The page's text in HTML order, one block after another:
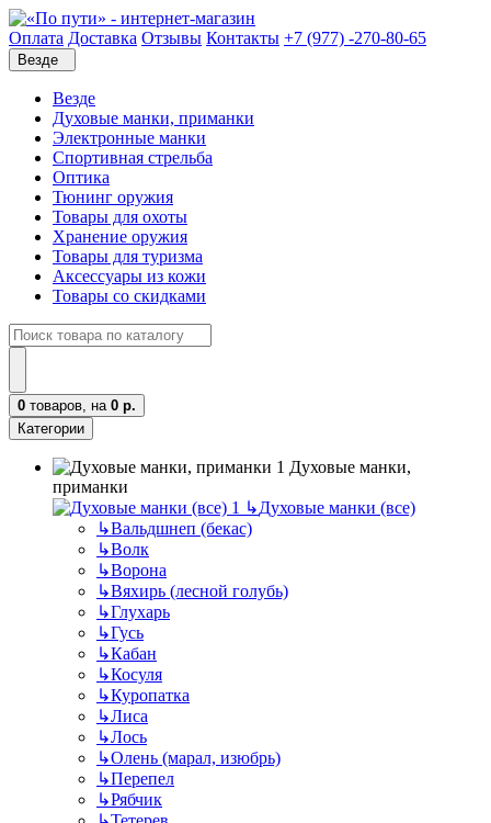
Оплата Доставка Отзывы Контакты +7 (977) -270-80-65
Везде
Везде
Духовые манки, приманки
Электронные манки
Спортивная стрельба
Оптика
Тюнинг оружия
Товары для охоты
Хранение оружия
Товары для туризма
Аксессуары из кожи
Товары со скидками
0 товаров, на 0 р.
Категории
Духовые манки,
приманки
↳Духовые манки (все)
↳Вальдшнеп (бекас)
↳Волк
↳Ворона
↳Вяхирь (лесной голубь)
↳Глухарь
↳Гусь
↳Кабан
↳Косуля
↳Куропатка
↳Лиса
↳Лось
↳Олень (марал, изюбрь)
↳Перепел
↳Рябчик